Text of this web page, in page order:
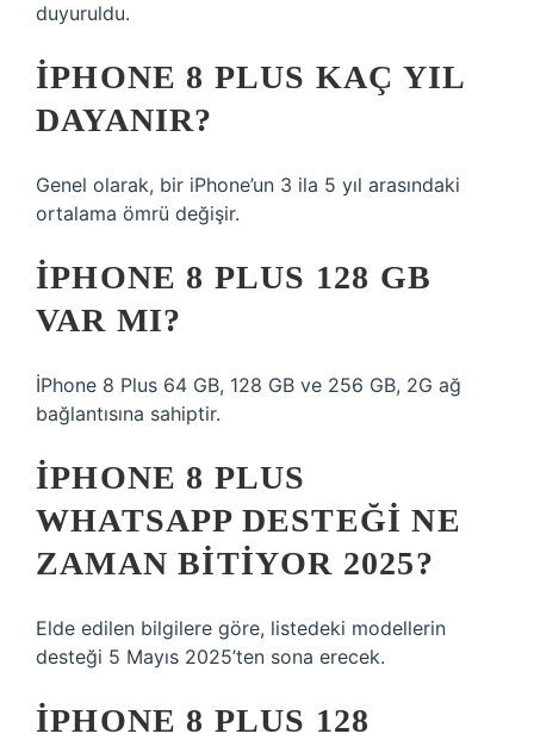
duyuruldu.
IPHONE 8 PLUS KAÇ YIL
DAYANIR?
Genel olarak, bir iPhone’un 3 ila 5 yıl arasındaki
ortalama ömrü değişir.
IPHONE 8 PLUS 128 GB
VAR MI?
İPhone 8 Plus 64 GB, 128 GB ve 256 GB, 2G ağ
bağlantısına sahiptir.
IPHONE 8 PLUS
WHATSAPP DESTEĞI NE
ZAMAN BITIYOR 2025?
Elde edilen bilgilere göre, listedeki modellerin
desteği 5 Mayıs 2025’ten sona erecek.
IPHONE 8 PLUS 128